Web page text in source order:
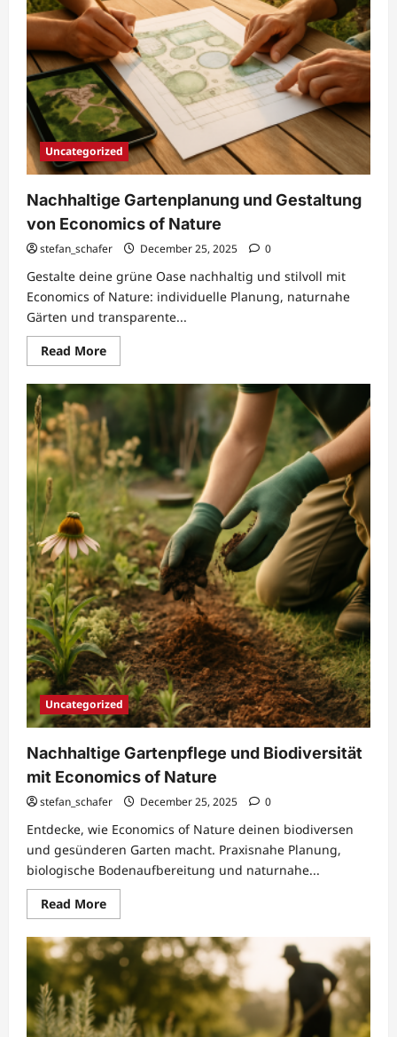
Uncategorized
Nachhaltige Gartenplanung und Gestaltung
von Economics of Nature
stefan_schafer December 25, 2025 0
Gestalte deine grüne Oase nachhaltig und stilvoll mit
Economics of Nature: individuelle Planung, naturnahe
Gärten und transparente...
Read MoreRead
more
Nachhaltige
Gartenplanung
und
Gestaltung
von
Economics
of
Nature
Uncategorized
Nachhaltige Gartenpflege und Biodiversität
mit Economics of Nature
stefan_schafer December 25, 2025 0
Entdecke, wie Economics of Nature deinen biodiversen
und gesünderen Garten macht. Praxisnahe Planung,
biologische Bodenaufbereitung und naturnahe...
Read MoreRead
more
Nachhaltige
Gartenpflege
und
Biodiversität
mit
Economics
of
Nature